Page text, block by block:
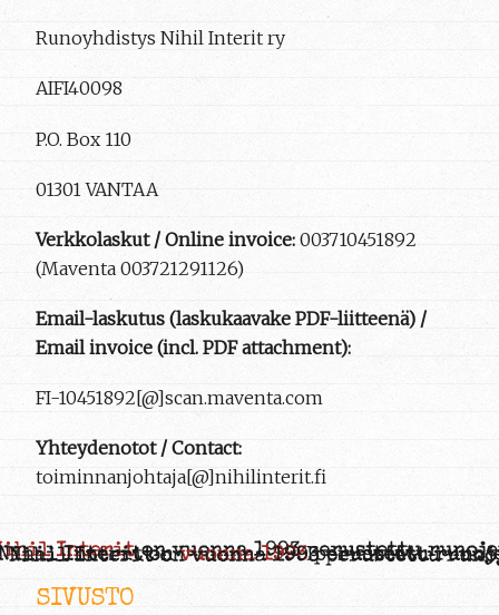
Runoyhdistys Nihil Interit ry
AIFI40098
P.O. Box 110
01301 VANTAA
Verkkolaskut / Online invoice: 003710451892
(Maventa 003721291126)
Email-laskutus (laskukaavake PDF-liitteenä) /
Email invoice (incl. PDF attachment):
FI-10451892[@]scan.maventa.com
Yhteydenotot / Contact:
toiminnanjohtaja[@]nihilinterit.fi
SIVUSTO